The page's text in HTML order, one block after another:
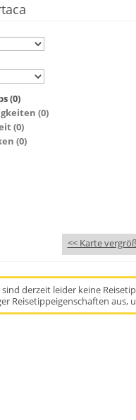
(0)
(0)
(0)
(0)
<< Karte
derzeit leider keine
Reisetippeigenschaften aus,